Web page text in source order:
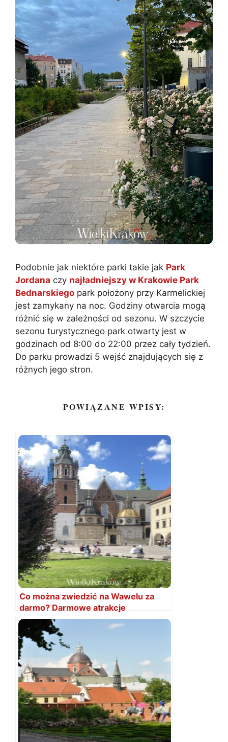
Podobnie jak niektóre parki takie jak Park
Jordana czy najładniejszy w Krakowie Park
Bednarskiego park położony przy Karmelickiej
jest zamykany na noc. Godziny otwarcia mogą
różnić się w zależności od sezonu. W szczycie
sezonu turystycznego park otwarty jest w
godzinach od 8:00 do 22:00 przez cały tydzień.
Do parku prowadzi 5 wejść znajdujących się z
różnych jego stron.
POWIĄZANE WPISY:
Co można zwiedzić na Wawelu za
darmo? Darmowe atrakcje